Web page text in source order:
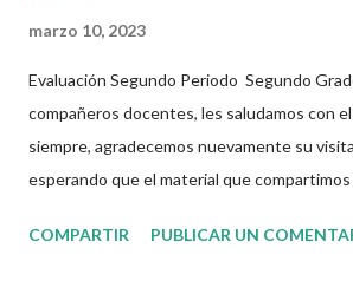
marzo 10, 2023
Evaluación Segundo Periodo Segundo
compañeros docentes, les saludamos con
siempre, agradecemos nuevamente su
esperando que el material que
compartir con ustedes este increíble
COMPARTIR PUBLICAR UN